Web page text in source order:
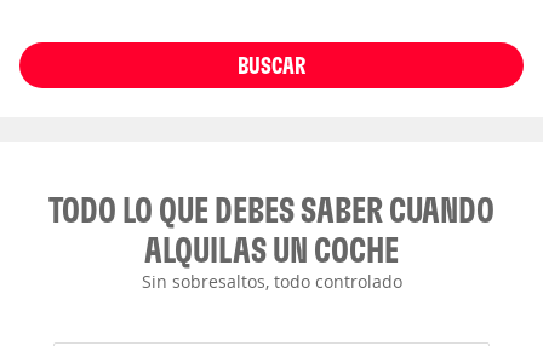
BUSCAR
TODO LO QUE DEBES SABER CUANDO
ALQUILAS UN COCHE
Sin sobresaltos, todo controlado